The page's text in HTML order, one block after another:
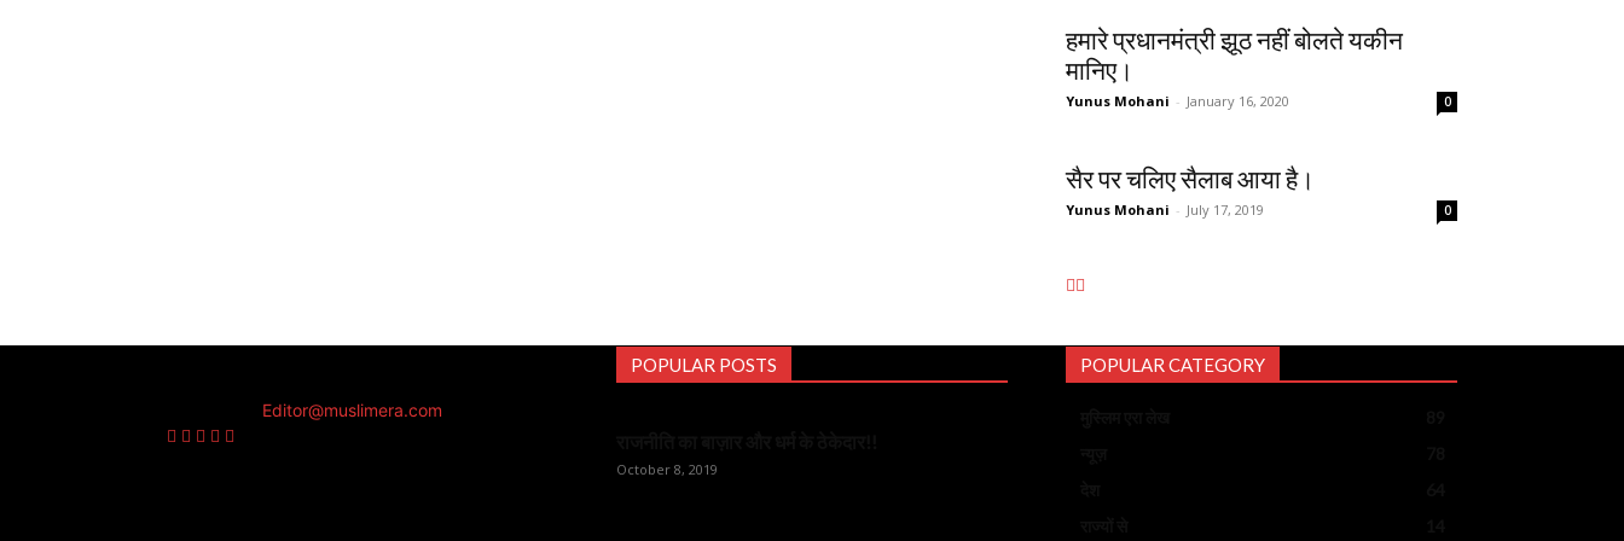
हमारे प्रधानमंत्री झूठ नहीं बोलते यकीन
मानिए।
Yunus Mohani - January 16, 2020 0
सैर पर चलिए सैलाब आया है।
Yunus Mohani - July 17, 2019 0
Editor@muslimera.com
POPULAR POSTS
October 8, 2019
POPULAR CATEGORY